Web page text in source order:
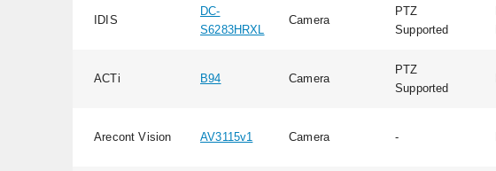
IDIS
DC-
S6283HRXL
Camera
PTZ
Supported
ACTi B94 Camera
PTZ
Supported
Arecont Vision AV3115v1 Camera -